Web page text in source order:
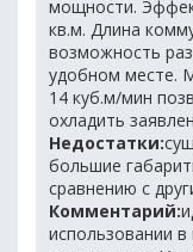
мощности.
кв.м. Длина
возможность
удобном месте.
14 куб.м/мин
охладить
Недостатки:
большие
сравнению с
Комментарий:
использовании